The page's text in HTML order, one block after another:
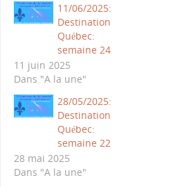
11/06/2025:
Destination
Québec:
semaine 24
11 juin 2025
Dans "A la une"
28/05/2025:
Destination
Québec:
semaine 22
28 mai 2025
Dans "A la une"